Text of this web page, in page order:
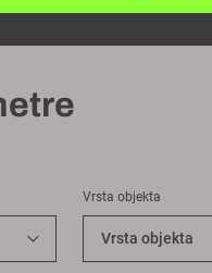
Vrsta objekta